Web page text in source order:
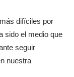
difíciles por
sido el medio que
seguir
nuestra